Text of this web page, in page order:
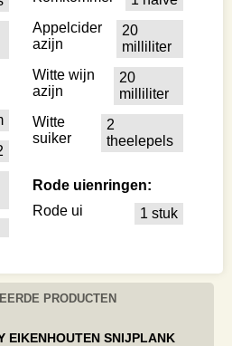
Appelcider
azijn
20
milliliter
Witte wijn
azijn
20
milliliter
Witte
suiker
2
theelepels
Rode uienringen:
Rode ui
1 stuk
PRODUCTEN
EIKENHOUTEN SNIJPLANK